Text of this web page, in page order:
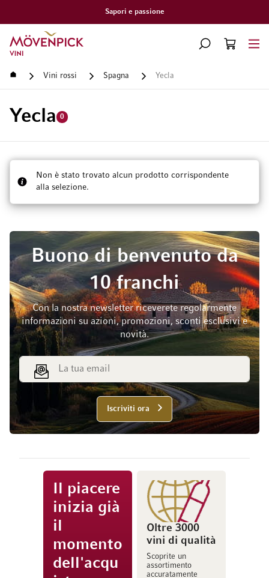
Sapori e passione
Vai alla Home Page
CERCA
CART
Home Vini rossi Spagna Yecla
Yecla 0
Non è stato trovato alcun prodotto corrispondente
alla selezione.
Buono di benvenuto da
10 franchi
Con la nostra newsletter riceverete regolarmente
informazioni su azioni, promozioni, sconti esclusivi e
novità.
Indirizzo email
Iscriviti ora
Il piacere
inizia già
il
momento
dell'acqu
Oltre 3000
vini di qualità
Scoprite un
assortimento
accuratamente